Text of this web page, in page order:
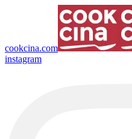
cookcina.com
instagram